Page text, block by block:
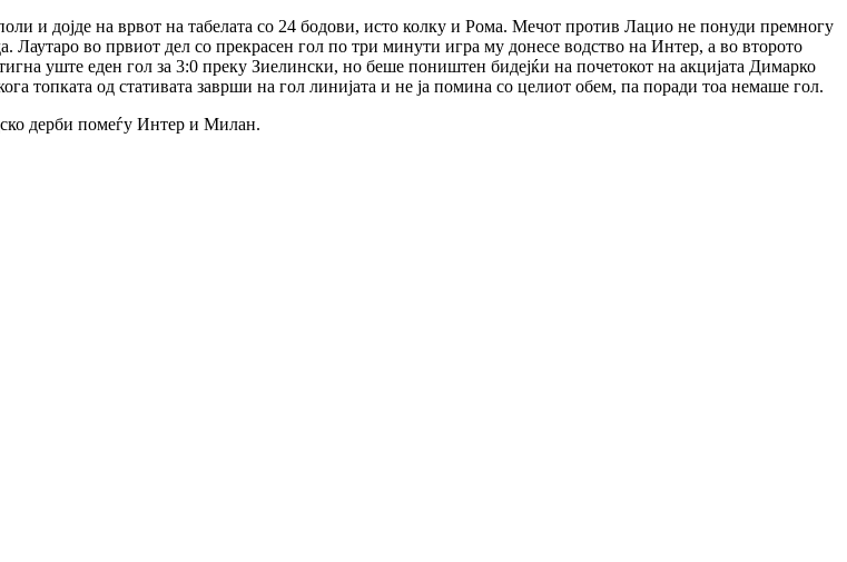
и дојде на врвот на табелата со 24 бодови, исто колку и Рома. Мечот против Лацио не понуди премногу
во првиот дел со прекрасен гол по три минути игра му донесе водство на Интер, а во второто
уште еден гол за 3:0 преку Зиелински, но беше поништен бидејќи на почетокот на акцијата Димарко
топката од стативата заврши на гол линијата и не ја помина со целиот обем, па поради тоа немаше гол.
дерби помеѓу Интер и Милан.